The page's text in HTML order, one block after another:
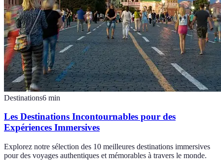
Destinations6 min
Les Destinations Incontournables pour des
Expériences Immersives
Explorez notre sélection des 10 meilleures destinations immersives
pour des voyages authentiques et mémorables à travers le monde.